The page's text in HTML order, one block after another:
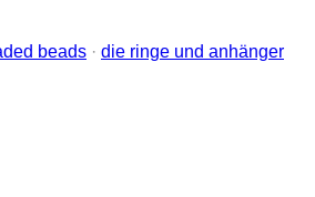
beads · die ringe und anhänger